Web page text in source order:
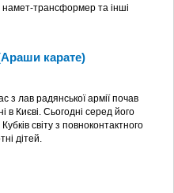
намет-трансформер та інші
карате)
з лав радянської армії почав
в Києві. Сьогодні серед його
світу з повноконтактного
дітей.